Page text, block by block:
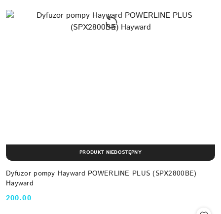
Dyfuzor pompy Hayward POWERLINE PLUS (SPX2800BE)
Hayward
Cena:
200.00
PRODUKT NIEDOSTĘPNY